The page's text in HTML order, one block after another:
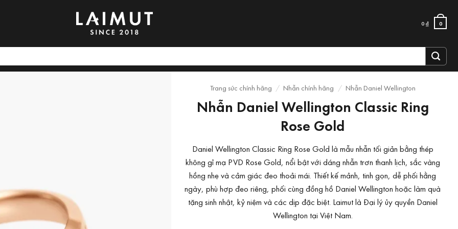
0₫ 0
Trang sức chính hãng / Nhẫn chính hãng / Nhẫn Daniel Wellington
Nhẫn Daniel Wellington Classic Ring
Rose Gold
Daniel Wellington Classic Ring Rose Gold là mẫu nhẫn tối giản bằng thép
không gỉ mạ PVD Rose Gold, nổi bật với dáng nhẫn trơn thanh lịch, sắc vàng
hồng nhẹ và cảm giác đeo thoải mái. Thiết kế mảnh, tinh gọn, dễ phối hằng
ngày, phù hợp đeo riêng, phối cùng đồng hồ Daniel Wellington hoặc làm quà
tặng sinh nhật, kỷ niệm và các dịp đặc biệt. Laimut là Đại lý ủy quyền Daniel
Wellington tại Việt Nam.